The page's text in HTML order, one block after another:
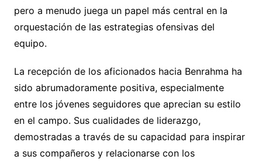
pero a menudo juega un papel más central en la
orquestación de las estrategias ofensivas del
equipo.
La recepción de los aficionados hacia Benrahma ha
sido abrumadoramente positiva, especialmente
entre los jóvenes seguidores que aprecian su estilo
en el campo. Sus cualidades de liderazgo,
demostradas a través de su capacidad para inspirar
a sus compañeros y relacionarse con los